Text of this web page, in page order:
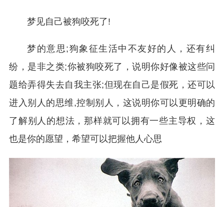
梦见自己被狗咬死了!
梦的意思;狗象征生活中不友好的人，还有纠
纷，是非之类;你被狗咬死了，说明你好像被这些问
题给弄得失去自我主张;但现在自己是假死，还可以
进入别人的思维,控制别人，这说明你可以更明确的
了解别人的想法，那样就可以拥有一些主导权，这
也是你的愿望，希望可以把握他人心思